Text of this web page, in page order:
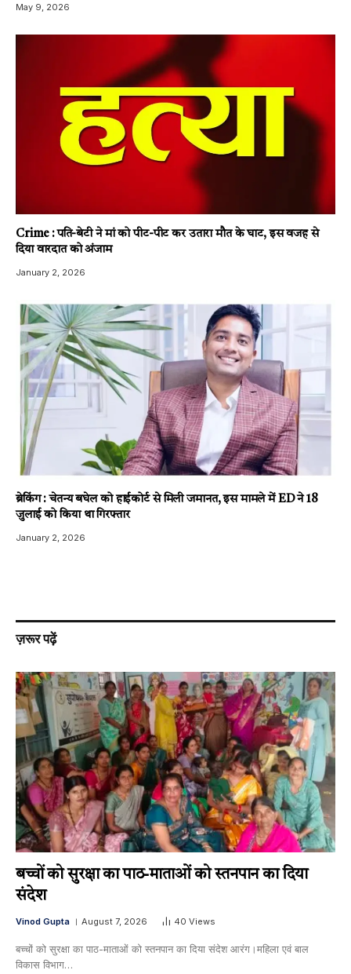
May 9, 2026
Crime : पति-बेटी ने मां को पीट-पीट कर उतारा मौत के घाट, इस वजह से
दिया वारदात को अंजाम
January 2, 2026
ब्रेकिंग : चेतन्य बघेल को हाईकोर्ट से मिली जमानत, इस मामले में ED ने 18
जुलाई को किया था गिरफ्तार
January 2, 2026
ज़रूर पढ़ें
बच्चों को सुरक्षा का पाठ-माताओं को स्तनपान का दिया
संदेश
Vinod Gupta August 7, 2026 40 Views
बच्चों को सुरक्षा का पाठ-माताओं को स्तनपान का दिया संदेश आरंग।महिला एवं बाल
विकास विभाग…